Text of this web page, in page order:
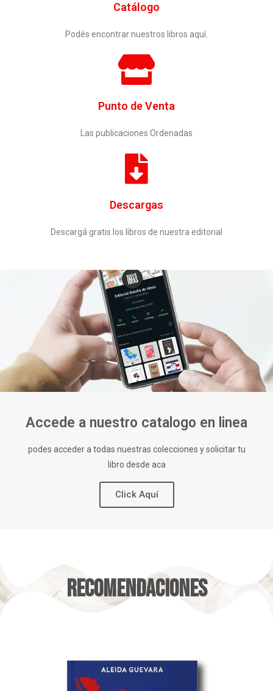
Catálogo
Podés encontrar nuestros libros aquí.
Punto de Venta
Las publicaciones Ordenadas
Descargas
Descargá gratis los libros de nuestra editorial
Accede a nuestro catalogo en linea
podes acceder a todas nuestras colecciones y solicitar tu
libro desde aca
Click Aquí
Recomendaciones